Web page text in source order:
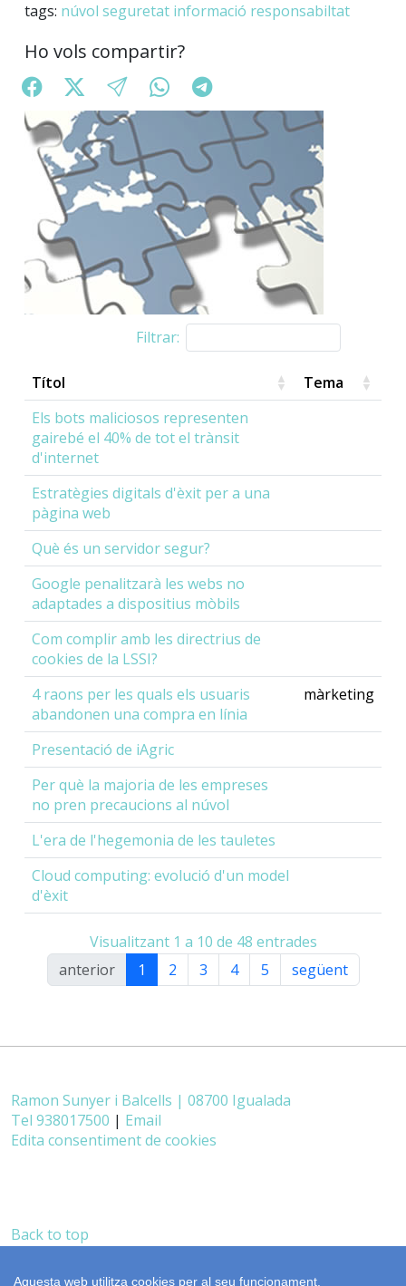
Aquesta web utilitza cookies per al seu funcionament.
tags: núvol seguretat informació responsabiltat
Ho vols compartir?
Filtrar:
Títol
Tema
Els bots maliciosos representen
gairebé el 40% de tot el trànsit
d'internet
Estratègies digitals d'èxit per a una
pàgina web
Què és un servidor segur?
Google penalitzarà les webs no
adaptades a dispositius mòbils
Com complir amb les directrius de
cookies de la LSSI?
4 raons per les quals els usuaris
abandonen una compra en línia
màrketing
Presentació de iAgric
Per què la majoria de les empreses
no pren precaucions al núvol
L'era de l'hegemonia de les tauletes
Cloud computing: evolució d'un model
d'èxit
Visualitzant 1 a 10 de 48 entrades
anterior
1 2 3 4 5 següent
Ramon Sunyer i Balcells | 08700 Igualada
Tel 938017500 | Email
Edita consentiment de cookies
Back to top
realització cdnet